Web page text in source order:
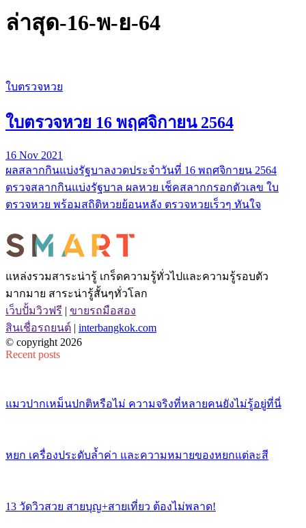
ล่าสุด-16-พ-ย-64
ใบตรวจหวย
ใบตรวจหวย 16 พฤศจิกายน 2564
16 Nov 2021
ผลสลากกินแบ่งรัฐบาลงวดประจำวันที่ 16 พฤศจิกายน 2564
ตรวจสลากกินแบ่งรัฐบาล ผลหวย เช็คสลากกรอกตัวเลข ใบ
ตรวจหวย พร้อมสถิติหวยย้อนหลัง ตรวจหวยเร็วๆ ทันใจ
แหล่งรวมสาระน่ารู้ เกร็ดความรู้ทั่วไปและความรู้รอบตัว
มากมาย สาระน่ารู้สั้นๆทั่วโลก
เว็บปั้มวิวฟรี | ขายรถมือสอง
สินเชื่อรถยนต์ | interbangkok.com
© copyright 2026
Recent posts
แมวปากเหม็นปกติหรือไม่ ความจริงที่หลายคนยังไม่รู้อยู่ที่นี่
หยก เครื่องประดับล้ำค่า และความหมายของหยกแต่ละสี
13 วัดวิวสวย สายบุญ+สายเที่ยว ต้องไม่พลาด!